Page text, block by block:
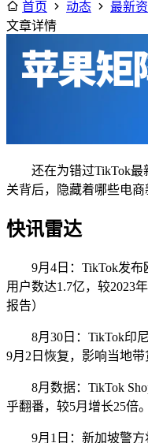
首页
动态 最新
文章详情
还在为错过TikTok
关背后，隐藏着哪些电商
快讯雷达
9月4日：TikTok发
用户数达1.7亿，较2023
报告）
8月30日：TikTok印
9月2日恢复，影响当地带
8月数据：TikTok
乎翻番，较5月增长25倍
9月1日：新加坡警方